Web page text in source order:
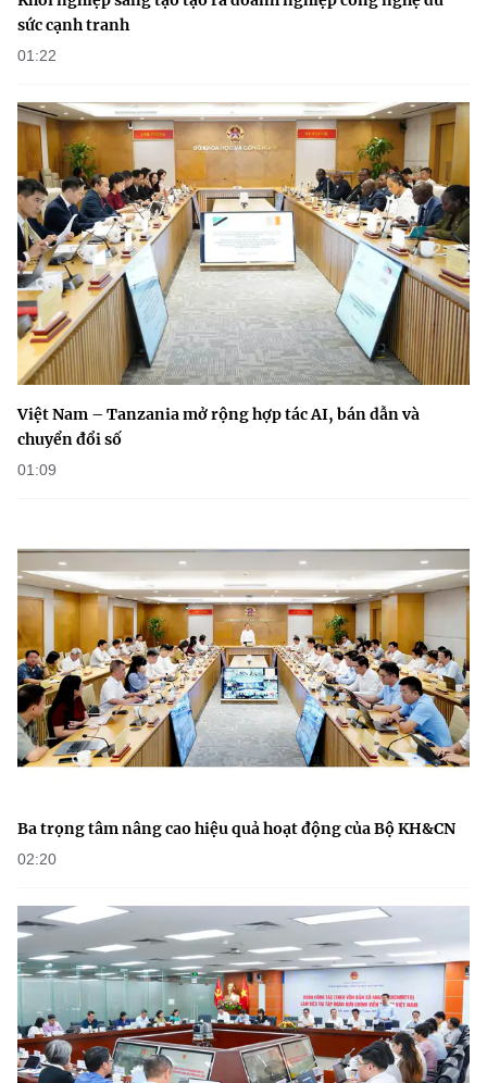
sức cạnh tranh
01:22
Việt Nam – Tanzania mở rộng hợp tác AI, bán dẫn và
chuyển đổi số
01:09
Ba trọng tâm nâng cao hiệu quả hoạt động của Bộ KH&CN
02:20